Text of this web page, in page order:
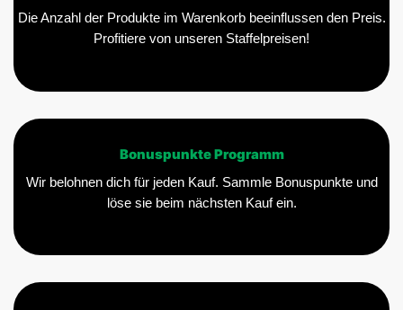
Die Anzahl der Produkte im Warenkorb beeinflussen den Preis.
Profitiere von unseren Staffelpreisen!
Bonuspunkte Programm
Wir belohnen dich für jeden Kauf. Sammle Bonuspunkte und
löse sie beim nächsten Kauf ein.